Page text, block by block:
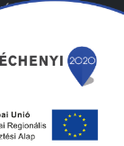
út 1–3.